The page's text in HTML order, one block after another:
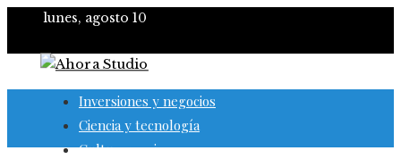
lunes, agosto 10
Inversiones y negocios
Ciencia y tecnología
Cultura y ocio